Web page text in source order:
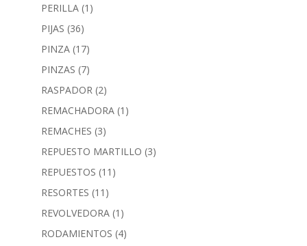
PERILLA (1)
PIJAS (36)
PINZA (17)
PINZAS (7)
RASPADOR (2)
REMACHADORA (1)
REMACHES (3)
REPUESTO MARTILLO (3)
REPUESTOS (11)
RESORTES (11)
REVOLVEDORA (1)
RODAMIENTOS (4)